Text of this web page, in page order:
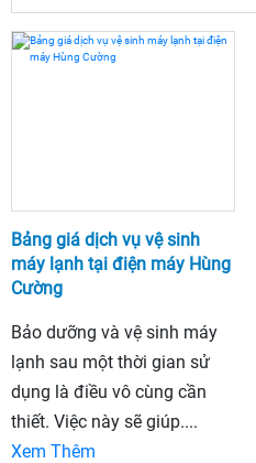
Bảng giá dịch vụ vệ sinh
máy lạnh tại điện máy Hùng
Cường
Bảo dưỡng và vệ sinh máy
lạnh sau một thời gian sử
dụng là điều vô cùng cần
thiết. Việc này sẽ giúp....
Xem Thêm